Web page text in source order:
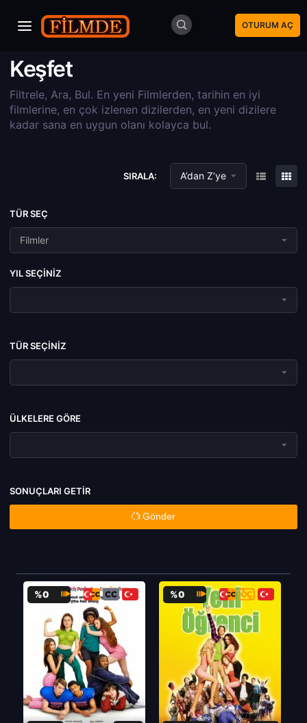
OTURUM AÇ
Keşfet
Filtrele, Ara, Bul. En yeni Filmlerden, tarihin en iyi
filmlerine, en çok izlenen dizilerden, en yeni dizilere
kadar sana en uygun olanı kolayca bul.
SIRALA: A’dan Z’ye
TÜR SEÇ
Filmler
YIL SEÇINIZ
TÜR SEÇINIZ
ÜLKELERE GÖRE
SONUÇLARI GETIR
Gönder
%0 %0